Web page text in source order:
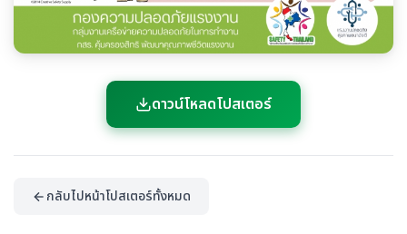
ดาวน์โหลดโปสเตอร์
กลับไปหน้าโปสเตอร์ทั้งหมด